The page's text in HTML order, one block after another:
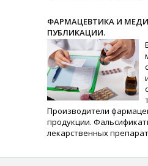
ФАРМАЦЕВТИКА И
ПУБЛИКАЦИИ.
Производители
продукции.
лекарственных